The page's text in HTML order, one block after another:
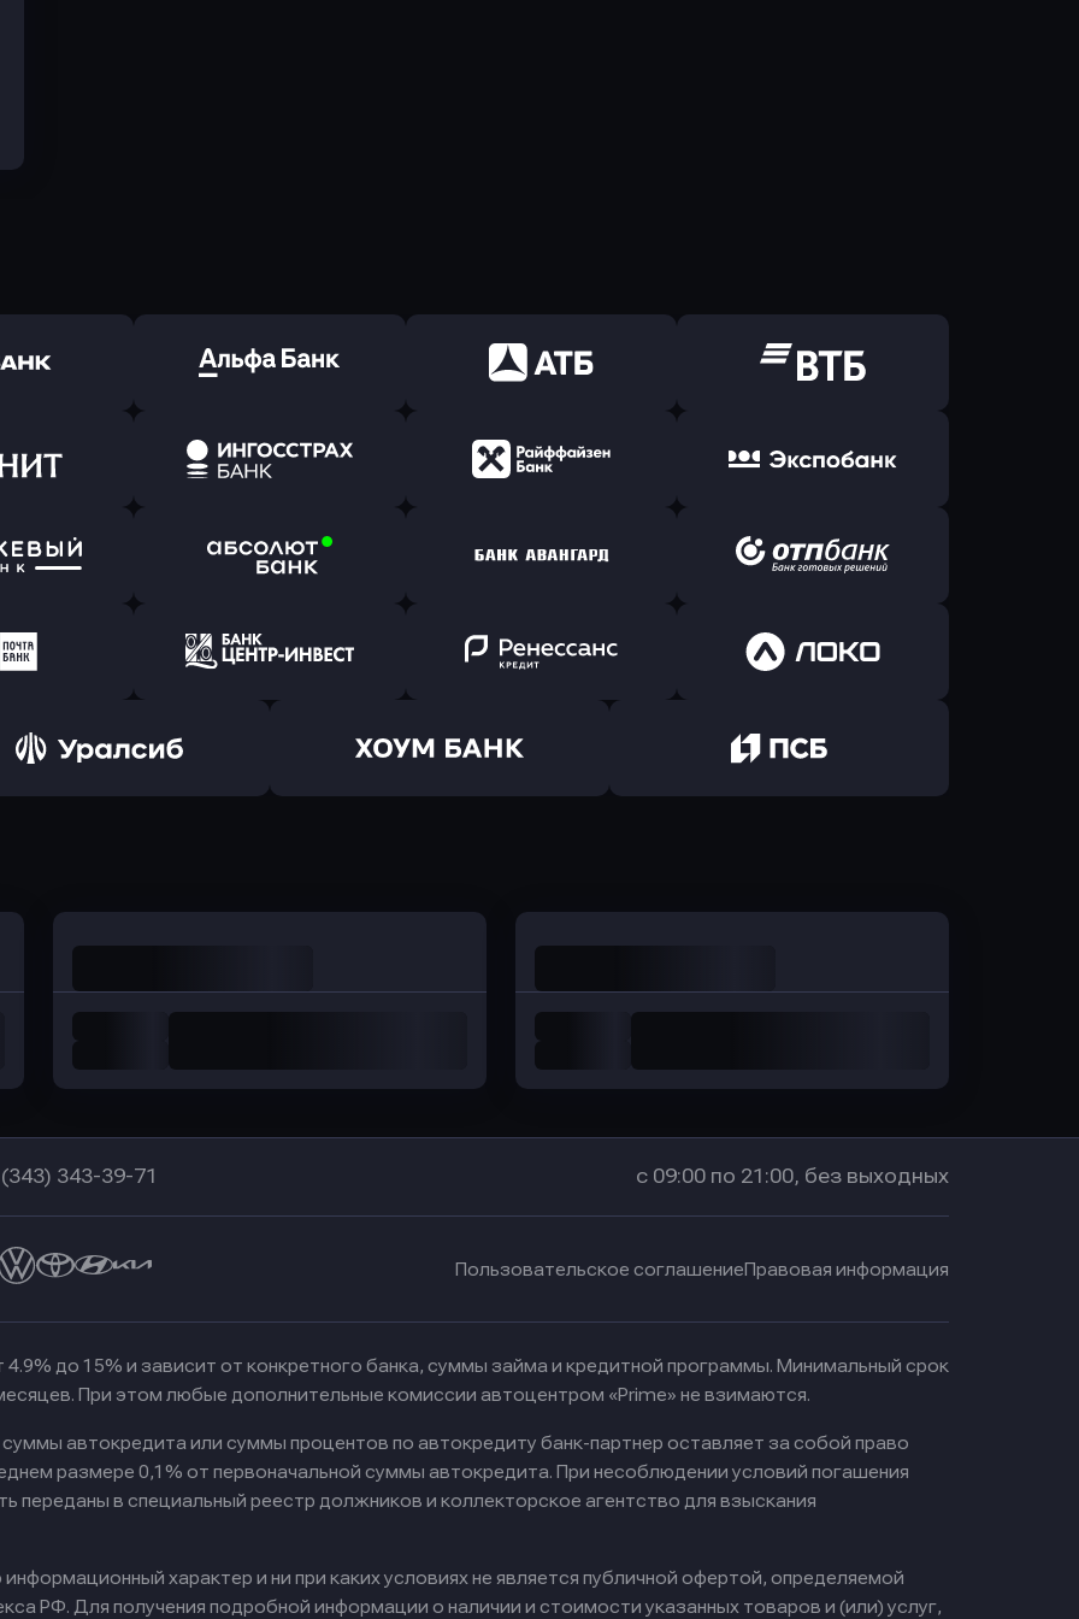
заявку
Оправить заявку
в Альфа-Банк
Оправить заявку
в АТБ Банк
в ВТБ
заявку
Банк
Оправить заявку
в Ингосстрах Банк
в Райффайзен Банк
Оправить заявку
в Экспобанк
заявку
Оправить заявку
в Абсолют Банк
Оправить заявку
в Банк Авангард
Оправить заявку
в ОТП БАНК
заявку
Банк
Оправить заявку
Оправить заявку
в Ренессанс Банк
Оправить заявку
в Локо-Банк
343-39-71 с 09:00 по 21:00, без выходных
Пользовательское соглашениеПравовая информация
4.9% до 15% и зависит от конкретного банка, суммы займа и кредитной программы. Минимальный срок
При этом любые дополнительные комиссии автоцентром «Prime» не взимаются.
автокредита или суммы процентов по автокредиту банк-партнер оставляет за собой право
размере 0,1% от первоначальной суммы автокредита. При несоблюдении условий погашения
переданы в специальный реестр должников и коллекторское агентство для взыскания
характер и ни при каких условиях не является публичной офертой, определяемой
РФ. Для получения подробной информации о наличии и стоимости указанных товаров и (или) услуг,